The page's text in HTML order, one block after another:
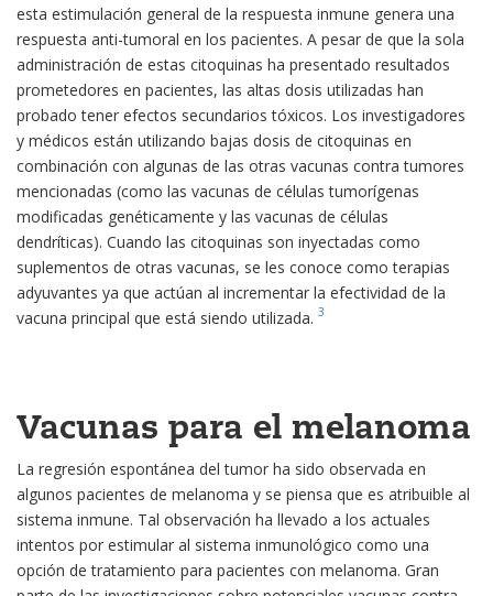
esta estimulación general de la respuesta inmune genera una
respuesta anti-tumoral en los pacientes. A pesar de que la sola
administración de estas citoquinas ha presentado resultados
prometedores en pacientes, las altas dosis utilizadas han
probado tener efectos secundarios tóxicos. Los investigadores
y médicos están utilizando bajas dosis de citoquinas en
combinación con algunas de las otras vacunas contra tumores
mencionadas (como las vacunas de células tumorígenas
modificadas genéticamente y las vacunas de células
dendríticas). Cuando las citoquinas son inyectadas como
suplementos de otras vacunas, se les conoce como terapias
adyuvantes ya que actúan al incrementar la efectividad de la
vacuna principal que está siendo utilizada. 3
Vacunas para el melanoma
La regresión espontánea del tumor ha sido observada en
algunos pacientes de melanoma y se piensa que es atribuible al
sistema inmune. Tal observación ha llevado a los actuales
intentos por estimular al sistema inmunológico como una
opción de tratamiento para pacientes con melanoma. Gran